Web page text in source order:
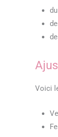
du
Voici